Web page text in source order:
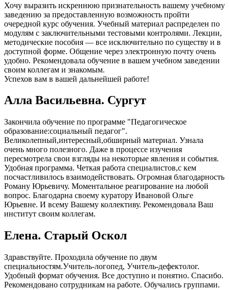
Хочу выразить искреннюю признательность вашему учебному
заведению за предоставленную возможность пройти
очередной курс обучения. Учебный материал распределен по
модулям с заключительными тестовыми контролями. Лекции,
методические пособия — все исключительно по существу и в
доступной форме. Общение через электронную почту очень
удобно. Рекомендовала обучение в вашем учебном заведении
своим коллегам и знакомым.
Успехов вам в вашей дальнейшей работе!
Алла Васильевна. Сургут
Закончила обучение по программе "Педагогическое
образование:социальный педагог".
Великолепный,интересный,обширный материал. Узнала
очень много полезного. Даже в процессе изучения
пересмотрела свои взгляды на некоторые явления и события.
Удобная программа. Четкая работа специалистов,с кем
посчастливилось взаимодействовать. Огромная благодарность
Роману Юрьевичу. Моментальное реагирование на любой
вопрос. Благодарна своему куратору Ивановой Ольге
Юрьевне. И всему Вашему коллективу. Рекомендовала Ваш
институт своим коллегам.
Елена. Старый Оскол
Здравствуйте. Проходила обучение по двум
специальностям.Учитель-логопед, Учитель-дефектолог.
Удобный формат обучения. Все доступно и понятно. Спасибо.
Рекомендовано сотрудникам на работе. Обучались группами.